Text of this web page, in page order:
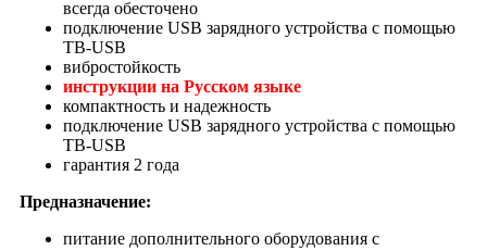
всегда обесточено
подключение USB зарядного устройства с помощью
TB-USB
вибростойкость
инструкции на Русском языке
компактность и надежность
подключение USB зарядного устройства с помощью
TB-USB
гарантия 2 года
Предназначение:
питание дополнительного оборудования с